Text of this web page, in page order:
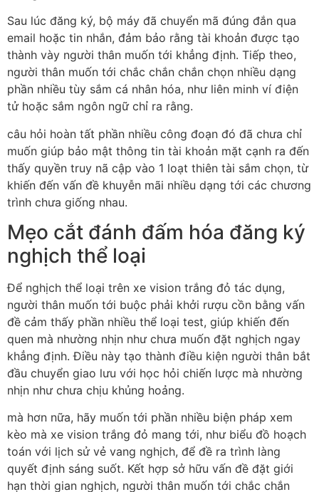
Sau lúc đăng ký, bộ máy đã chuyển mã đúng đắn qua
email hoặc tin nhắn, đảm bảo rằng tài khoản được tạo
thành vày người thân muốn tới khẳng định. Tiếp theo,
người thân muốn tới chắc chắn chắn chọn nhiều dạng
phần nhiều tùy sắm cá nhân hóa, như liên minh ví điện
tử hoặc sắm ngôn ngữ chỉ ra rằng.
câu hỏi hoàn tất phần nhiều công đoạn đó đã chưa chỉ
muốn giúp bảo mật thông tin tài khoản mặt cạnh ra đến
thấy quyền truy nã cập vào 1 loạt thiên tài sắm chọn, từ
khiến đến vấn đề khuyễn mãi nhiều dạng tới các chương
trình chưa giống nhau.
Mẹo cắt đánh đấm hóa đăng ký
nghịch thể loại
Để nghịch thể loại trên xe vision trắng đỏ tác dụng,
người thân muốn tới buộc phải khởi rượu cồn bằng vấn
đề cảm thấy phần nhiều thể loại test, giúp khiến đến
quen mà nhường nhịn như chưa muốn đặt nghịch ngay
khẳng định. Điều này tạo thành điều kiện người thân bắt
đầu chuyển giao lưu với học hỏi chiến lược mà nhường
nhịn như chưa chịu khủng hoảng.
mà hơn nữa, hãy muốn tới phần nhiều biện pháp xem
kèo mà xe vision trắng đỏ mang tới, như biểu đồ hoạch
toán với lịch sử vẻ vang nghịch, để đề ra trình làng
quyết định sáng suốt. Kết hợp sở hữu vấn đề đặt giới
hạn thời gian nghịch, người thân muốn tới chắc chắn